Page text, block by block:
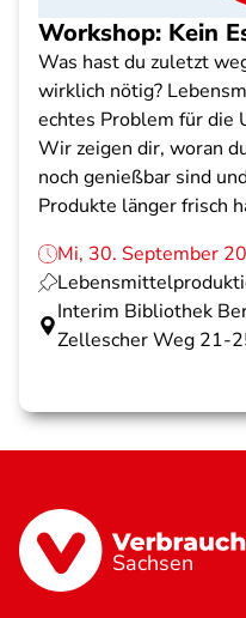
Workshop: Kein
Was hast du zuletzt
wirklich nötig?
echtes Problem für die
Wir zeigen dir, woran
noch genießbar sind
Produkte länger frisch
Mi, 30. September
Interim Bibliothek
Zellescher Weg 21-
Sachsen